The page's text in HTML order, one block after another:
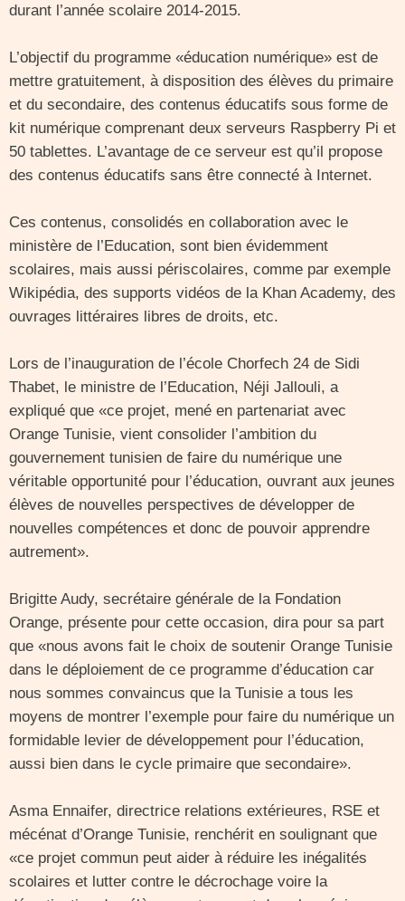
durant l’année scolaire 2014-2015.
L’objectif du programme «éducation numérique» est de
mettre gratuitement, à disposition des élèves du primaire
et du secondaire, des contenus éducatifs sous forme de
kit numérique comprenant deux serveurs Raspberry Pi et
50 tablettes. L’avantage de ce serveur est qu’il propose
des contenus éducatifs sans être connecté à Internet.
Ces contenus, consolidés en collaboration avec le
ministère de l’Education, sont bien évidemment
scolaires, mais aussi périscolaires, comme par exemple
Wikipédia, des supports vidéos de la Khan Academy, des
ouvrages littéraires libres de droits, etc.
Lors de l’inauguration de l’école Chorfech 24 de Sidi
Thabet, le ministre de l’Education, Néji Jallouli, a
expliqué que «ce projet, mené en partenariat avec
Orange Tunisie, vient consolider l’ambition du
gouvernement tunisien de faire du numérique une
véritable opportunité pour l’éducation, ouvrant aux jeunes
élèves de nouvelles perspectives de développer de
nouvelles compétences et donc de pouvoir apprendre
autrement».
Brigitte Audy, secrétaire générale de la Fondation
Orange, présente pour cette occasion, dira pour sa part
que «nous avons fait le choix de soutenir Orange Tunisie
dans le déploiement de ce programme d’éducation car
nous sommes convaincus que la Tunisie a tous les
moyens de montrer l’exemple pour faire du numérique un
formidable levier de développement pour l’éducation,
aussi bien dans le cycle primaire que secondaire».
Asma Ennaifer, directrice relations extérieures, RSE et
mécénat d’Orange Tunisie, renchérit en soulignant que
«ce projet commun peut aider à réduire les inégalités
scolaires et lutter contre le décrochage voire la